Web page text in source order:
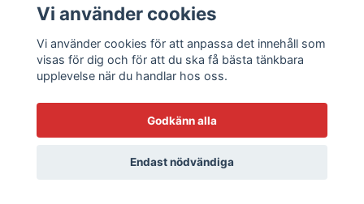
Sociala medier
© 2026 Sofias PysselParadis
Vi använder cookies
Vi använder cookies för att anpassa det innehåll som
visas för dig och för att du ska få bästa tänkbara
upplevelse när du handlar hos oss.
Godkänn alla
Endast nödvändiga